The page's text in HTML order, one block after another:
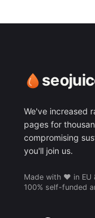
We've increased
pages for
compromising
you'll join us.
Made with ❤️ in
100% self-funded